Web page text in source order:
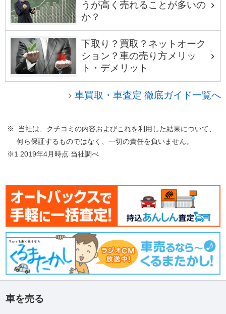
うが高く売れることが多いの
か？
下取り？買取？ネットオーク
ション？車の売り方メリッ
ト・デメリット
車買取・車査定 徹底ガイド一覧へ
※ 当社は、クチコミの内容およびこれを利用した結果について、
何ら保証するものではなく、一切の責任を負いません。
※1 2019年4月時点 当社調べ
車を売る